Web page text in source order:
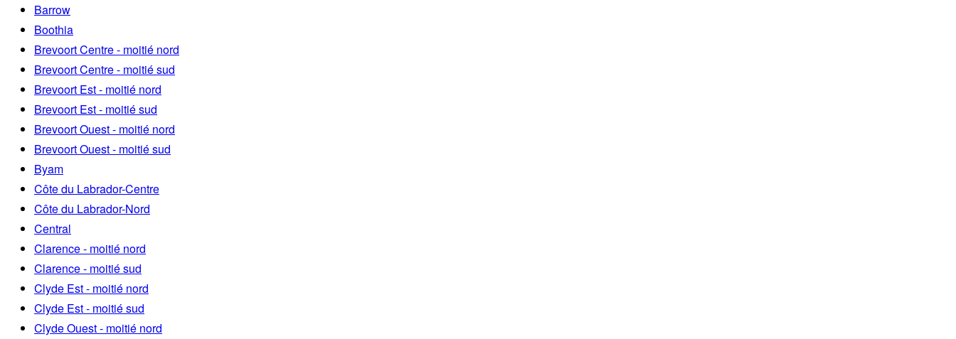
Barrow
Boothia
Brevoort Centre - moitié nord
Brevoort Centre - moitié sud
Brevoort Est - moitié nord
Brevoort Est - moitié sud
Brevoort Ouest - moitié nord
Brevoort Ouest - moitié sud
Byam
Côte du Labrador-Centre
Côte du Labrador-Nord
Central
Clarence - moitié nord
Clarence - moitié sud
Clyde Est - moitié nord
Clyde Est - moitié sud
Clyde Ouest - moitié nord